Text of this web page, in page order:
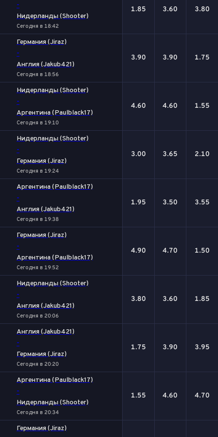
-
Нидерланды (Shooter)
Сегодня в 18:42
1.85 3.60 3.80
Германия (Jiraz)
-
Англия (Jakub421)
Сегодня в 18:56
3.90 3.90 1.75
Нидерланды (Shooter)
-
Аргентина (Paulblack17)
Сегодня в 19:10
4.60 4.60 1.55
Нидерланды (Shooter)
-
Германия (Jiraz)
Сегодня в 19:24
3.00 3.65 2.10
Аргентина (Paulblack17)
-
Англия (Jakub421)
Сегодня в 19:38
1.95 3.50 3.55
Германия (Jiraz)
-
Аргентина (Paulblack17)
Сегодня в 19:52
4.90 4.70 1.50
Нидерланды (Shooter)
-
Англия (Jakub421)
Сегодня в 20:06
3.80 3.60 1.85
Англия (Jakub421)
-
Германия (Jiraz)
Сегодня в 20:20
1.75 3.90 3.95
Аргентина (Paulblack17)
-
Нидерланды (Shooter)
Сегодня в 20:34
1.55 4.60 4.70
Германия (Jiraz)